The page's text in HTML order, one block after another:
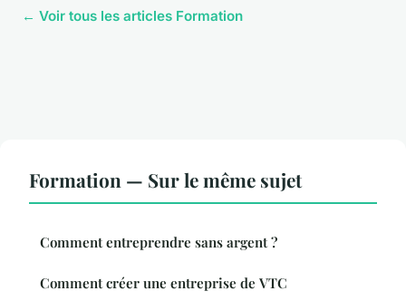
← Voir tous les articles Formation
Formation — Sur le même sujet
Comment entreprendre sans argent ?
Comment créer une entreprise de VTC